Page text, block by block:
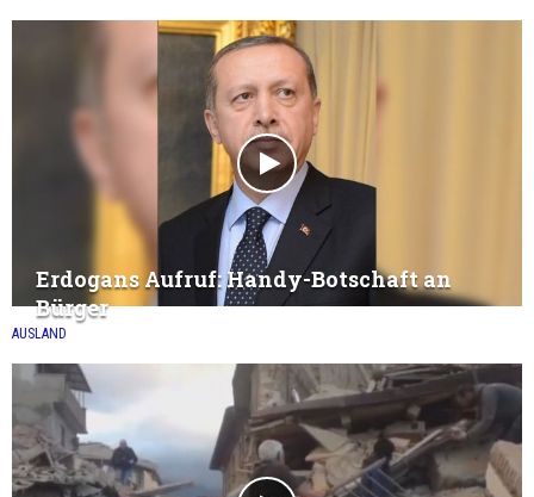
AUSLAND
Erdogans Aufruf: Handy-Botschaft an
Bürger